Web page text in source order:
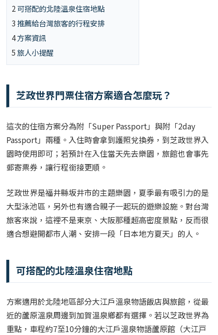
2可搭配的北陸溫泉住宿地點
3 推薦給台灣旅客的行程安排
4方案資訊
5旅人小提醒
芝政世界門票住宿方案適合怎麼玩？
這次的住宿方案分為附「Super Passport」與附「2day
Passport」兩種。入住時會拿到護照兌換券，到芝政世界入
園時使用即可；若預計在入住當天先去樂園，旅館也會事先
郵寄票券，讓行程銜接更順。
芝政世界是福井縣坂井市的主題樂園，夏季最有吸引力的是
大型泳池區，另外也有適合親子一起玩的遊樂設施。對台灣
旅客來說，這裡不是東京、大阪那種超高密度景點，反而很
適合想避開都市人潮、安排一段「日本地方夏天」的人。
可搭配的北陸溫泉住宿地點
方案適用於北陸地區部分大江戶溫泉物語飯店與旅館，從最
近的蘆原溫泉周邊到加賀溫泉鄉都有選擇。若以芝政世界為
重點，車程約7至10分鐘的大江戶溫泉物語蘆原館（大江戸